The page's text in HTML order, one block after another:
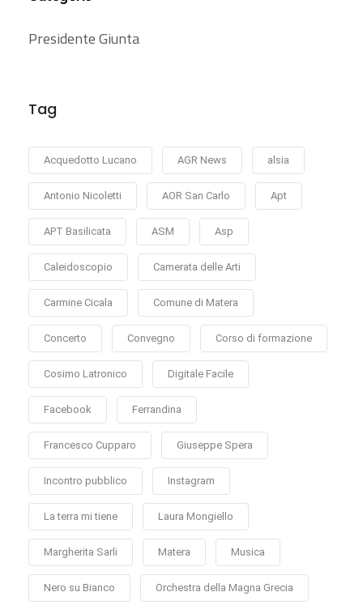
Presidente Giunta
Tag
Acquedotto Lucano AGR News alsia
Antonio Nicoletti AOR San Carlo Apt
APT Basilicata ASM Asp
Caleidoscopio Camerata delle Arti
Carmine Cicala Comune di Matera
Concerto Convegno Corso di formazione
Cosimo Latronico Digitale Facile
Facebook Ferrandina
Francesco Cupparo Giuseppe Spera
Incontro pubblico Instagram
La terra mi tiene Laura Mongiello
Margherita Sarli Matera Musica
Nero su Bianco Orchestra della Magna Grecia